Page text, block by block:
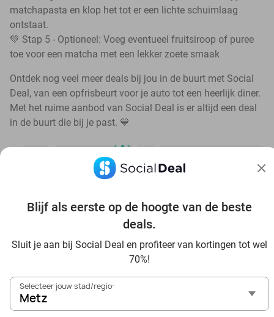
Blijf als eerste op de hoogte van de beste
deals.
Sluit je aan bij Social Deal en profiteer van kortingen tot wel
70%!
Selecteer jouw stad/regio:
Metz
matchapasta en klop het tot er een lichte schuimlaag
ontstaat.
💚 Stap 5 - Optioneel: Voeg eventueel fruitsiroop of puree
toe voor een matcha met een lekker zoete smaak
Ontdek nog veel meer deals bij jou in de buurt met Social
Deal, van een opfrisbeurt voor je auto tot een heerlijk diner.
Met het ruime aanbod van Social Deal is er altijd een deal
in de buurt die bij je past. 💙
Bekijk nog meer topdeals in jouw omgeving